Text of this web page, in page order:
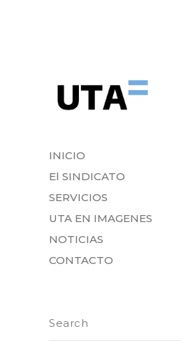
INICIO
El SINDICATO
SERVICIOS
UTA EN IMAGENES
NOTICIAS
CONTACTO